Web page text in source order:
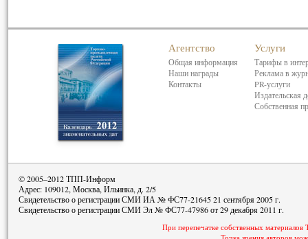
Агентство
Общая информация
Наши награды
Контакты
Услуги
Тарифы в
Реклама в
PR-услуги
Издательская
Собственная
© 2005–2012 ТПП-Информ
Адрес: 109012, Москва, Ильинка, д. 2/5
Свидетельство о регистрации СМИ ИА № ФС77-21645 21 сентября 2005 г.
Свидетельство о регистрации СМИ Эл № ФС77-47986 от 29 декабря 2011 г.
При перепечатке собственных